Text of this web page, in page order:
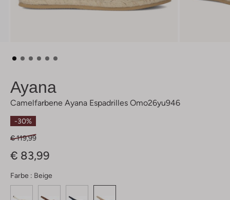
Ayana
Camelfarbene Ayana Espadrilles Omo26yu946
-30%
€ 119,99
€ 83,99
Farbe : Beige